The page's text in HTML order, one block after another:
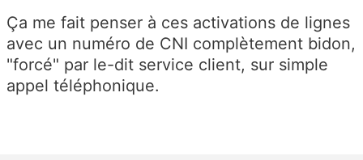
Ça me fait penser à ces activations de lignes
avec un numéro de CNI complètement bidon,
"forcé" par le-dit service client, sur simple
appel téléphonique.